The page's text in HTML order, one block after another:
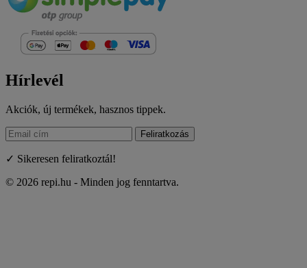
Hírlevél
Akciók, új termékek, hasznos tippek.
Feliratkozás
✓ Sikeresen feliratkoztál!
© 2026 repi.hu - Minden jog fenntartva.